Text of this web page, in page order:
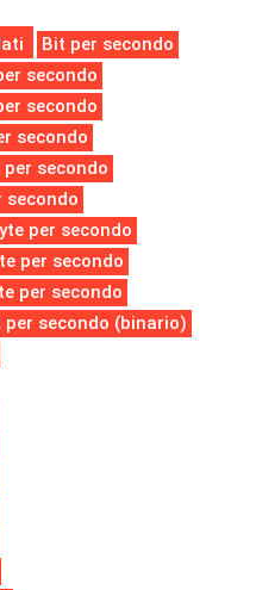
Bit per secondo
secondo
secondo
secondo
secondo
secondo
per secondo
per secondo
per secondo
secondo (binario)